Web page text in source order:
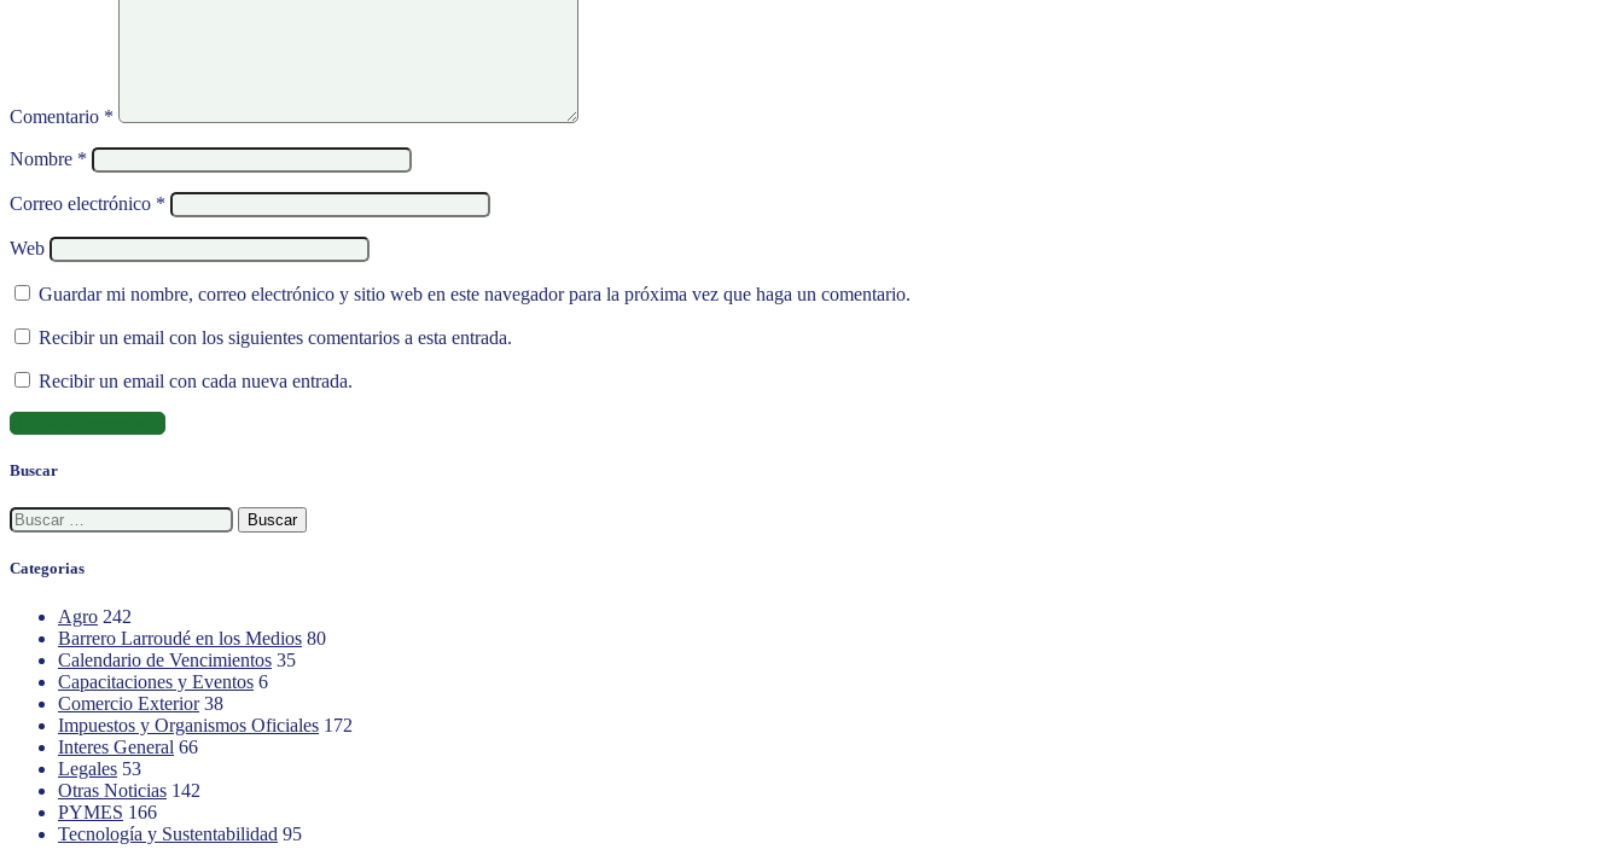
Comentario *
Nombre *
Correo electrónico *
Web
Guardar mi nombre, correo electrónico y sitio web en este navegador para la próxima vez que haga un comentario.
Recibir un email con los siguientes comentarios a esta entrada.
Recibir un email con cada nueva entrada.
Buscar
Buscar:
Categorias
Agro 242
Barrero Larroudé en los Medios 80
Calendario de Vencimientos 35
Capacitaciones y Eventos 6
Comercio Exterior 38
Impuestos y Organismos Oficiales 172
Interes General 66
Legales 53
Otras Noticias 142
PYMES 166
Tecnología y Sustentabilidad 95